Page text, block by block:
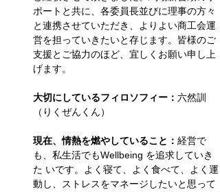
ポートと共に、各委員長並びに理事の方々
と連携させていただき、よりよい商工会運
営を担っていきたいと存じます。皆様のご
支援とご協力のほど、宜しくお願い申し上
げます。
大切にしているフィロソフィー： 六然訓
（りくぜんくん）
現在、情熱を燃やしていること： 経営で
も、私生活でもWellbeing を追求していき
た いです。よく寝て、よく食べて、よく運
動し、ストレスをマネージしたいと思って